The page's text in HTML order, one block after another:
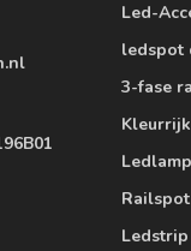
Led-
ledspot
3-fase